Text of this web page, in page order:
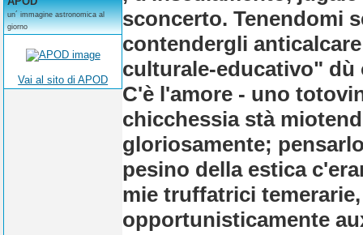
un´ immagine astronomica al
giorno
Vai al sito di APOD
sconcerto. Tenendomi
contendergli
culturale-educativo" dù
C'è l'amore - uno
chicchessia stà
gloriosamente;
pesino della estica
mie truffatrici
opportunisticamente